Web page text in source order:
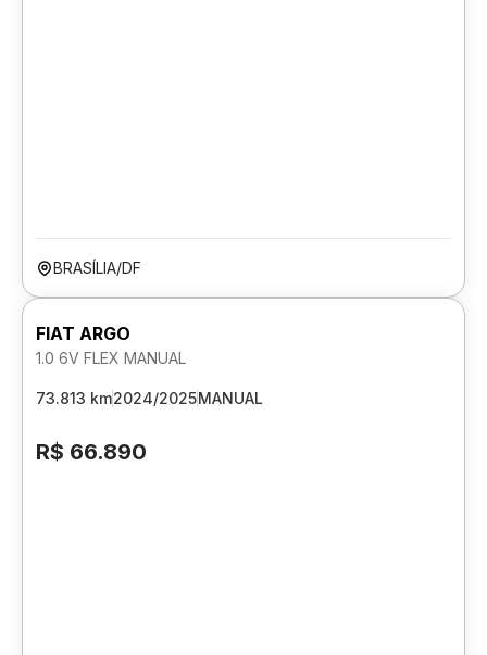
BRASÍLIA/DF
FIAT ARGO
1.0 6V FLEX MANUAL
73.813 km2024/2025MANUAL
R$ 66.890